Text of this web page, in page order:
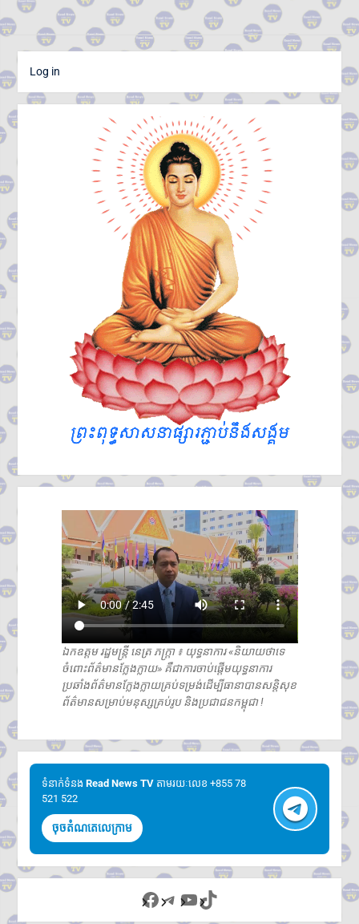
Log in
ឯកឧត្តម រដ្ឋមន្ត្រី នេត្រ ភក្រ្តា ៖ យុទ្ធនាការ «និយាយថាទេ
ចំពោះព័ត៌មានក្លែងក្លាយ» គឺជាការចាប់ផ្តើមយុទ្ធនាការ
ប្រឆាំងព័ត៌មានក្លែងក្លាយគ្រប់ទម្រង់ដើម្បីធានាបានសន្តិសុខ
ព័ត៌មានសម្រាប់មនុស្សគ្រប់រូប និងប្រជាជនកម្ពុជា !
ទំនាក់ទំនង​​ Read News TV តាមរយៈលេខ +855 78
521 522
ចុចតំណតេលេក្រាម
Facebook
Telegram
YouTube
TikTok